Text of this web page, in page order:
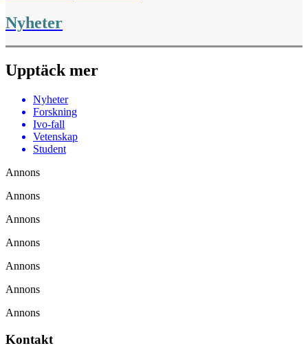
Nyheter
Upptäck mer
Nyheter
Forskning
Ivo-fall
Vetenskap
Student
Annons
Annons
Annons
Annons
Annons
Annons
Annons
Kontakt